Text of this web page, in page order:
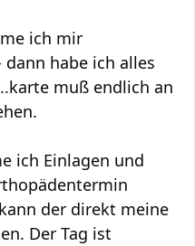
ich mir
dann habe ich alles
muß endlich an
ich Einlagen und
der direkt meine
Der Tag ist